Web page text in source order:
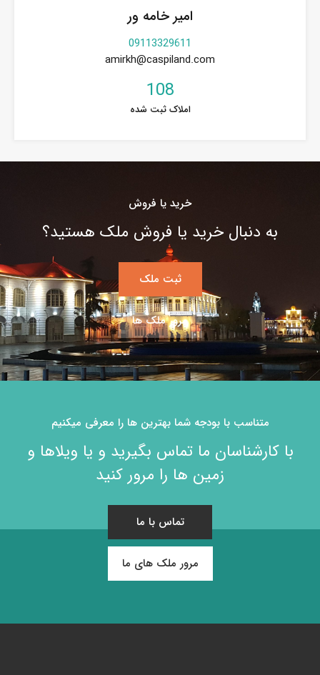
امیر خامه ور
09113329611
amirkh@caspiland.com
108
املاک ثبت شده
خرید یا فروش
به دنبال خرید یا فروش ملک هستید؟
ثبت ملک
مرور ملک ها
متناسب با بودجه شما بهترین ها را معرفی میکنیم
با کارشناسان ما تماس بگیرید و یا ویلاها و
زمین ها را مرور کنید
تماس با ما
مرور ملک های ما